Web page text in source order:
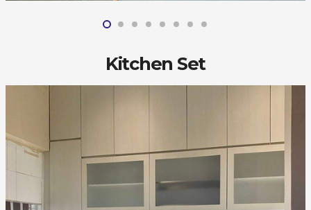
Kitchen Set